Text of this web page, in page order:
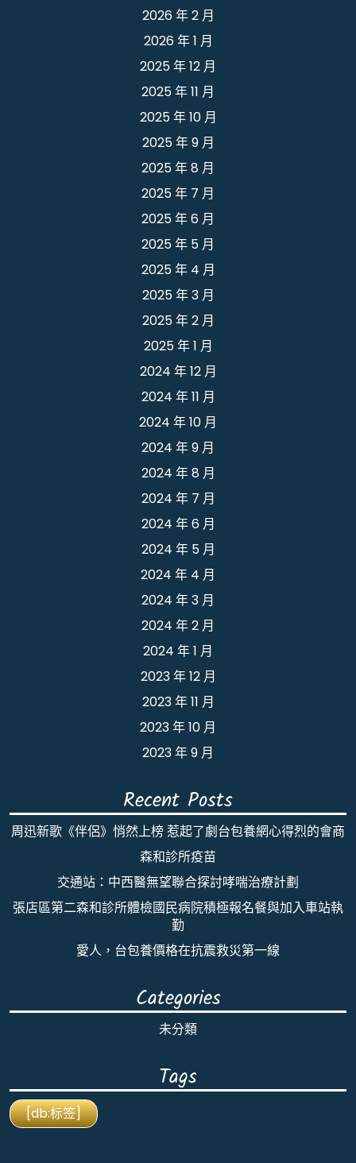
2026 年 2 月
2026 年 1 月
2025 年 12 月
2025 年 11 月
2025 年 10 月
2025 年 9 月
2025 年 8 月
2025 年 7 月
2025 年 6 月
2025 年 5 月
2025 年 4 月
2025 年 3 月
2025 年 2 月
2025 年 1 月
2024 年 12 月
2024 年 11 月
2024 年 10 月
2024 年 9 月
2024 年 8 月
2024 年 7 月
2024 年 6 月
2024 年 5 月
2024 年 4 月
2024 年 3 月
2024 年 2 月
2024 年 1 月
2023 年 12 月
2023 年 11 月
2023 年 10 月
2023 年 9 月
Recent Posts
周迅新歌《伴侶》悄然上榜 惹起了劇台包養網心得烈的會商
森和診所疫苗
交通站：中西醫無望聯合探討哮喘治療計劃
張店區第二森和診所體檢國民病院積極報名餐與加入車站執
勤
愛人，台包養價格在抗震救災第一線
Categories
未分類
Tags
[db:标签]